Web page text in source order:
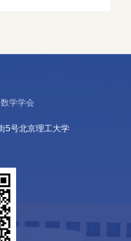
学学会
5号北京理工大学